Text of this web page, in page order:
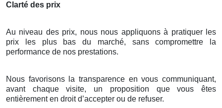
Clarté des prix
Au niveau des prix, nous nous appliquons à pratiquer les
prix les plus bas du marché, sans compromettre la
performance de nos prestations.
Nous favorisons la transparence en vous communiquant,
avant chaque visite, un proposition que vous êtes
entièrement en droit d’accepter ou de refuser.